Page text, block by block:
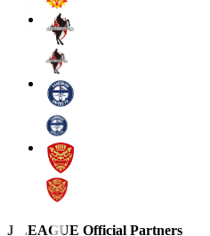
J.LEAGUE Official Partners